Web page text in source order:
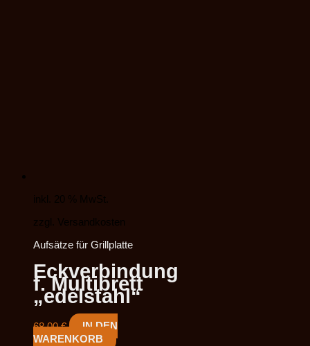
inkl. 20 % MwSt.
zzgl. Versandkosten
Aufsätze für Grillplatte
Eckverbindung
f. Multibrett
„edelstahl“
68,00€
IN DEN
WARENKORB